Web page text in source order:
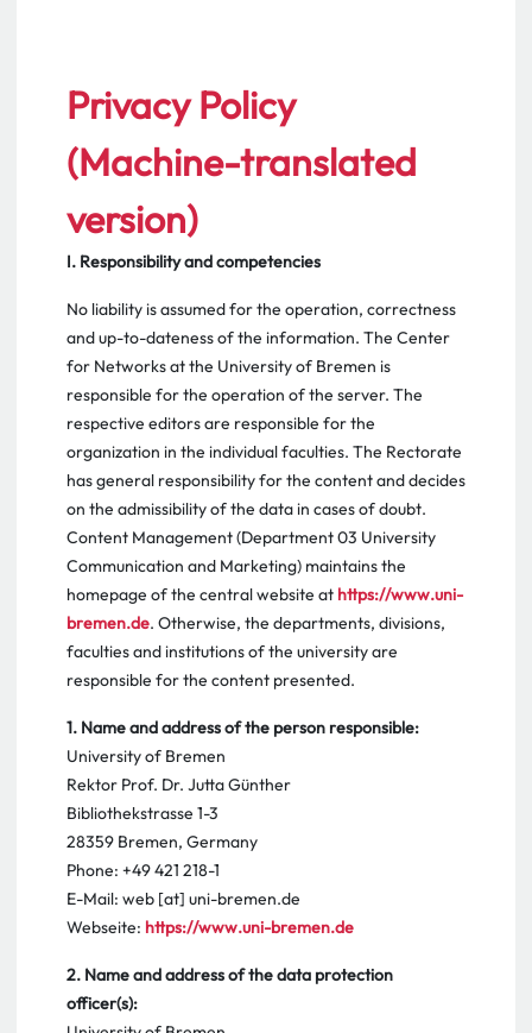
Privacy Policy
(Machine-translated
version)
I. Responsibility and competencies
No liability is assumed for the operation, correctness
and up-to-dateness of the information. The Center
for Networks at the University of Bremen is
responsible for the operation of the server. The
respective editors are responsible for the
organization in the individual faculties. The Rectorate
has general responsibility for the content and decides
on the admissibility of the data in cases of doubt.
Content Management (Department 03 University
Communication and Marketing) maintains the
homepage of the central website at https://www.uni-
bremen.de. Otherwise, the departments, divisions,
faculties and institutions of the university are
responsible for the content presented.
1. Name and address of the person responsible:
University of Bremen
Rektor Prof. Dr. Jutta Günther
Bibliothekstrasse 1-3
28359 Bremen, Germany
Phone: +49 421 218-1
E-Mail: web [at] uni-bremen.de
Webseite: https://www.uni-bremen.de
2. Name and address of the data protection
officer(s):